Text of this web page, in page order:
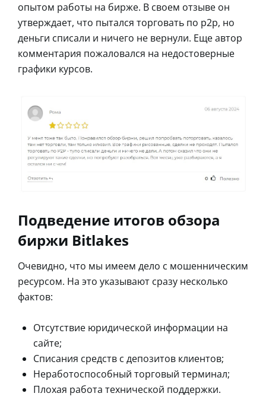
опытом работы на бирже. В своем отзыве он
утверждает, что пытался торговать по p2p, но
деньги списали и ничего не вернули. Еще автор
комментария пожаловался на недостоверные
графики курсов.
Подведение итогов обзора
биржи Bitlakes
Очевидно, что мы имеем дело с мошенническим
ресурсом. На это указывают сразу несколько
фактов:
Отсутствие юридической информации на
сайте;
Списания средств с депозитов клиентов;
Неработоспособный торговый терминал;
Плохая работа технической поддержки.